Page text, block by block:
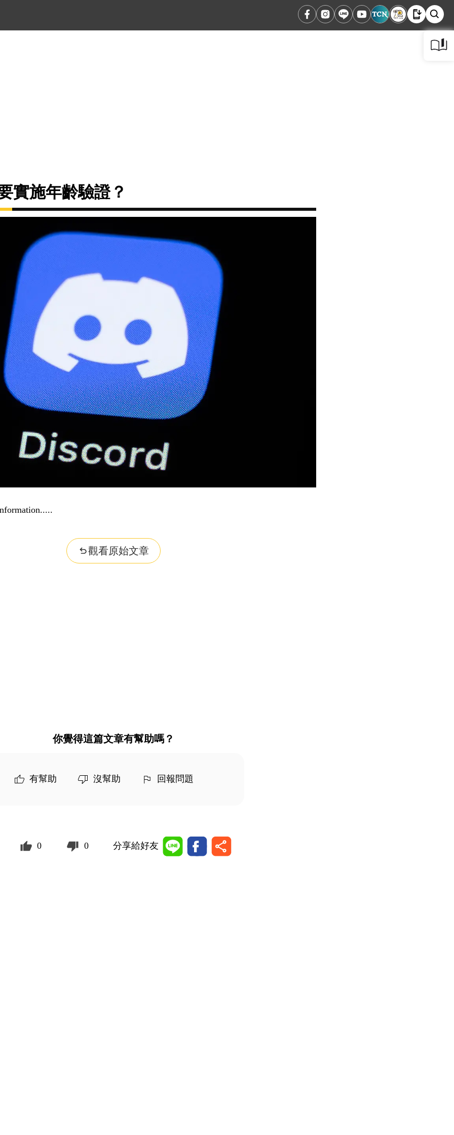
實施年齡驗證？
觀看原始文章
你覺得這篇文章有幫助嗎？
有幫助 沒幫助 回報問題
0 0 分享給好友